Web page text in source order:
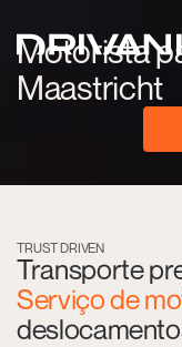
Motorista
Maastricht
TRUST DRIVEN
Transporte
Serviço de